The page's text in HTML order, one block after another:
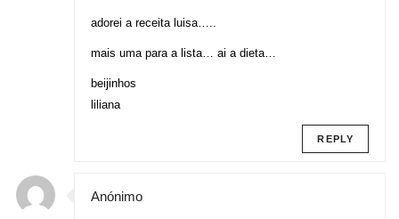
adorei a receita luisa…..
mais uma para a lista… ai a dieta…
beijinhos
liliana
REPLY
Anónimo